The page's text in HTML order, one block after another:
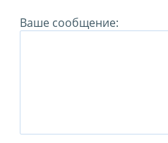
Ваше сообщение: